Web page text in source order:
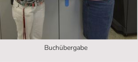
Buchübergabe